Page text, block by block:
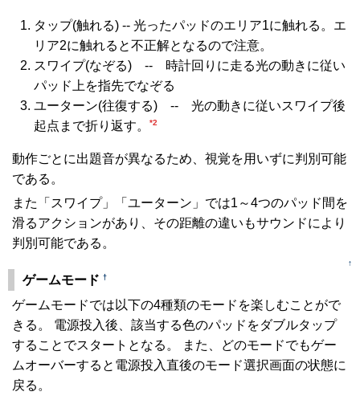
タップ(触れる) -- 光ったパッドのエリア1に触れる。エ
リア2に触れると不正解となるので注意。
スワイプ(なぞる) -- 時計回りに走る光の動きに従い
パッド上を指先でなぞる
ユーターン(往復する) -- 光の動きに従いスワイプ後
起点まで折り返す。
*2
動作ごとに出題音が異なるため、視覚を用いずに判別可能
である。
また「スワイプ」「ユーターン」では1～4つのパッド間を
滑るアクションがあり、その距離の違いもサウンドにより
判別可能である。
↑
ゲームモード †
ゲームモードでは以下の4種類のモードを楽しむことがで
きる。 電源投入後、該当する色のパッドをダブルタップ
することでスタートとなる。 また、どのモードでもゲー
ムオーバーすると電源投入直後のモード選択画面の状態に
戻る。